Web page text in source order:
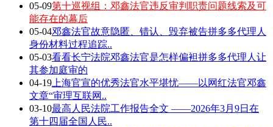
05-09第十巡视组：邓鑫法官违反审判职责问题线索及可
能存在的幕后
05-04邓鑫法官故意隐匿、错认、毁弃被告拼多多代理人
身份材料过程追踪..
05-03看看长宁法院邓鑫法官是怎样偏袒拼多多代理人让
其参加庭审的
04-19 上海官宣的优秀法官水平堪忧——以网红法官邓鑫
文章“审理互联网..
03-10最高人民法院工作报告全文 ——2026年3月9日在
第十四届全国人民..